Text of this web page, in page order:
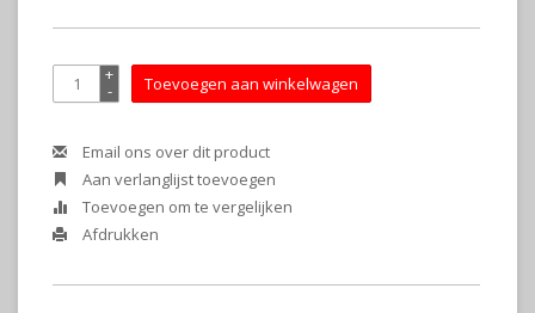
+
- Toevoegen aan winkelwagen
Email ons over dit product
Aan verlanglijst toevoegen
Toevoegen om te vergelijken
Afdrukken